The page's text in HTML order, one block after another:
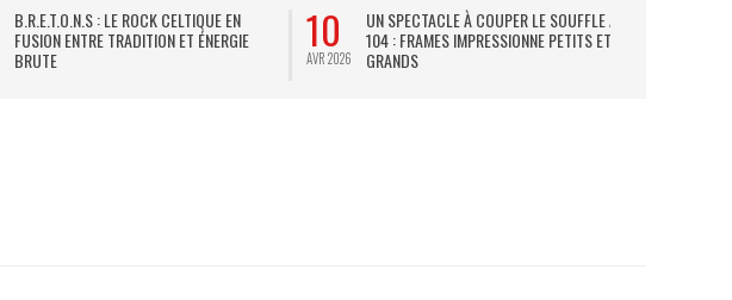
B.R.E.T.O.N.S : LE ROCK CELTIQUE EN
FUSION ENTRE TRADITION ET ÉNERGIE
BRUTE
10
AVR 2026
UN SPECTACLE À COUPER LE SOUFFLE AU
104 : FRAMES IMPRESSIONNE PETITS ET
GRANDS